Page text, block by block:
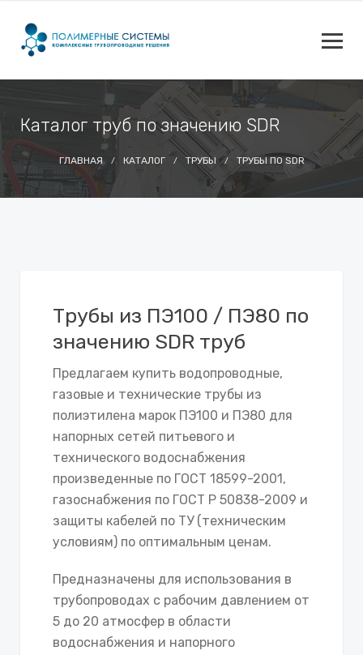
Каталог труб по значению SDR
ГЛАВНАЯ КАТАЛОГ ТРУБЫ ТРУБЫ ПО SDR
Трубы из ПЭ100 / ПЭ80 по
значению SDR труб
Предлагаем купить водопроводные,
газовые и технические трубы из
полиэтилена марок ПЭ100 и ПЭ80 для
напорных сетей питьевого и
технического водоснабжения
произведенные по ГОСТ 18599-2001,
газоснабжения по ГОСТ Р 50838-2009 и
защиты кабелей по ТУ (техническим
условиям) по оптимальным ценам.
Предназначены для использования в
трубопроводах с рабочим давлением от
5 до 20 атмосфер в области
водоснабжения и напорного